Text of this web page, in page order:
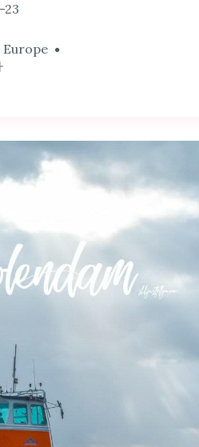
23
Europe